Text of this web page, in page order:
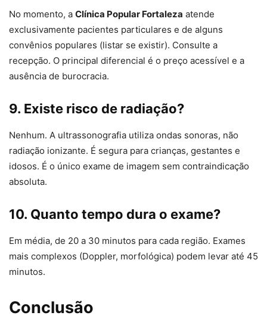
No momento, a Clínica Popular Fortaleza atende
exclusivamente pacientes particulares e de alguns
convênios populares (listar se existir). Consulte a
recepção. O principal diferencial é o preço acessível e a
ausência de burocracia.
9. Existe risco de radiação?
Nenhum. A ultrassonografia utiliza ondas sonoras, não
radiação ionizante. É segura para crianças, gestantes e
idosos. É o único exame de imagem sem contraindicação
absoluta.
10. Quanto tempo dura o exame?
Em média, de 20 a 30 minutos para cada região. Exames
mais complexos (Doppler, morfológica) podem levar até 45
minutos.
Conclusão